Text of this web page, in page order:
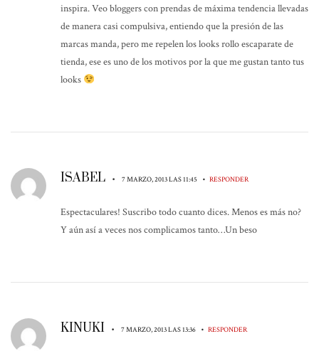
inspira. Veo bloggers con prendas de máxima tendencia llevadas
de manera casi compulsiva, entiendo que la presión de las
marcas manda, pero me repelen los looks rollo escaparate de
tienda, ese es uno de los motivos por la que me gustan tanto tus
looks
ISABEL • 7 MARZO, 2013 LAS 11:45 • RESPONDER
Espectaculares! Suscribo todo cuanto dices. Menos es más no?
Y aún así a veces nos complicamos tanto…Un beso
KINUKI • 7 MARZO, 2013 LAS 13:36 • RESPONDER